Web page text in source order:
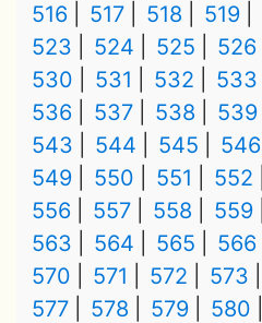
516
517 518 519
523
524 525 526
530
531 532 533
536
537 538 539
543
544 545 546
549
550 551 552
556
557 558 559
563
564 565 566
570
571 572 573
577
578 579 580